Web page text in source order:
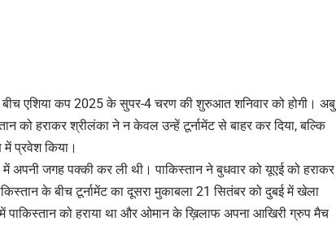
एशिया कप 2025 के सुपर-4 चरण की शुरुआत शनिवार को होगी। अबु
को हराकर श्रीलंका ने न केवल उन्हें टूर्नामेंट से बाहर कर दिया, बल्कि
प्रवेश किया।
अपनी जगह पक्की कर ली थी। पाकिस्तान ने बुधवार को यूएई को हराकर
के बीच टूर्नामेंट का दूसरा मुकाबला 21 सितंबर को दुबई में खेला
को हराया था और ओमान के ख़िलाफ अपना आखिरी ग्रुप मैच